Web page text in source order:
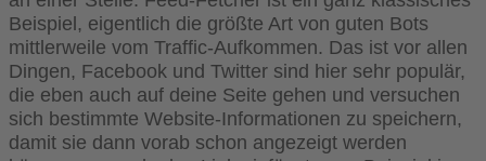
Beispiel, eigentlich die größte Art von guten Bots
mittlerweile vom Traffic-Aufkommen. Das ist vor allen
Dingen, Facebook und Twitter sind hier sehr populär,
die eben auch auf deine Seite gehen und versuchen
sich bestimmte Website-Informationen zu speichern,
damit sie dann vorab schon angezeigt werden